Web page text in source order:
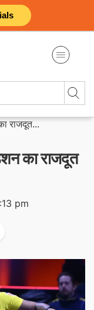
राजदूत...
का राजदूत
pm